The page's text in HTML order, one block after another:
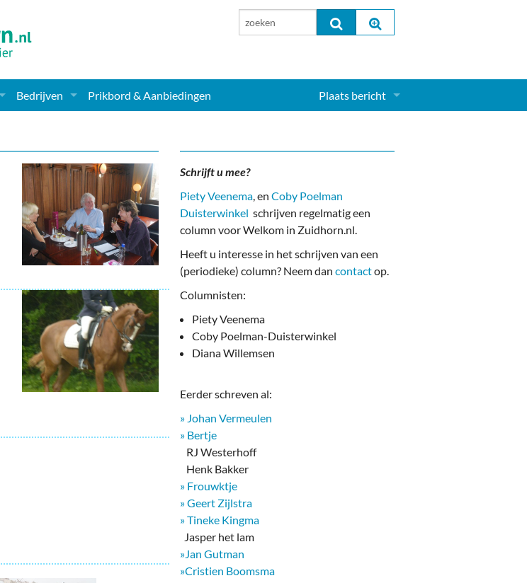
Bedrijven
Verzorging
Dieren & Tuin
Horeca & Uitgaan
Vervoer, Auto's & Fietsen
Wonen & Interieur
On-line bestellen in Zuidhorn
Financiën, Makelaars & Hypotheken
Prikbord & Aanbiedingen Plaats bericht
Schrijft u mee?
Piety Veenema, en Coby Poelman
Duisterwinkel schrijven regelmatig een
column voor Welkom in Zuidhorn.nl.
Heeft u interesse in het schrijven van een
(periodieke) column? Neem dan contactop.
Columnisten:
Piety Veenema
Coby Poelman-Duisterwinkel
Diana Willemsen
Eerder schreven al:
» Johan Vermeulen
» Bertje
RJ Westerhoff
Henk Bakker
» Frouwktje
» Geert Zijlstra
» Tineke Kingma
​ Jasper het lam
»Jan Gutman
»Cristien Boomsma